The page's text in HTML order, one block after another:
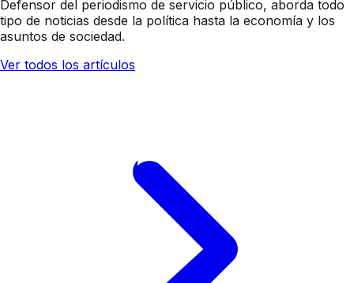
Defensor del periodismo de servicio público, aborda todo
tipo de noticias desde la política hasta la economía y los
asuntos de sociedad.
Ver todos los artículos